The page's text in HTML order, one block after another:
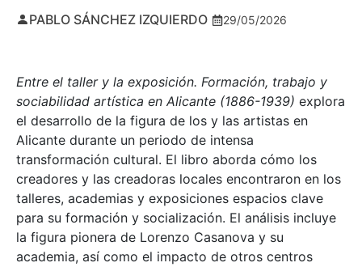
PABLO SÁNCHEZ IZQUIERDO 29/05/2026
Entre el taller y la exposición. Formación, trabajo y
sociabilidad artística en Alicante (1886-1939) explora
el desarrollo de la figura de los y las artistas en
Alicante durante un periodo de intensa
transformación cultural. El libro aborda cómo los
creadores y las creadoras locales encontraron en los
talleres, academias y exposiciones espacios clave
para su formación y socialización. El análisis incluye
la figura pionera de Lorenzo Casanova y su
academia, así como el impacto de otros centros